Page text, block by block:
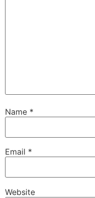
Name *
Email *
Website